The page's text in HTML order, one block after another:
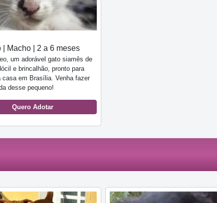
| Macho | 2 a 6 meses
um adorável gato siamês de
e brincalhão, pronto para
casa em Brasília. Venha fazer
desse pequeno!
Quero Adotar